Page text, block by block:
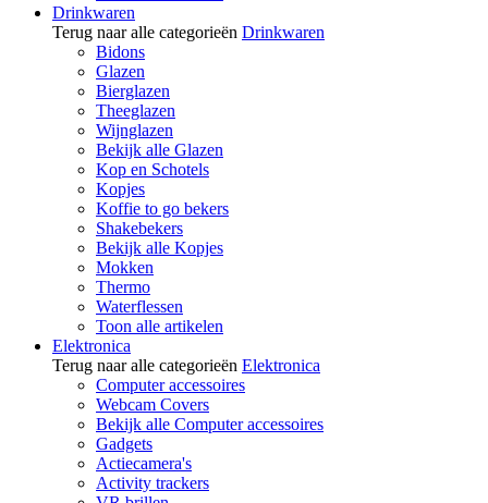
Drinkwaren
Terug naar alle categorieën Drinkwaren
Bidons
Glazen
Bierglazen
Theeglazen
Wijnglazen
Bekijk alle Glazen
Kop en Schotels
Kopjes
Koffie to go bekers
Shakebekers
Bekijk alle Kopjes
Mokken
Thermo
Waterflessen
Toon alle artikelen
Elektronica
Terug naar alle categorieën Elektronica
Computer accessoires
Webcam Covers
Bekijk alle Computer accessoires
Gadgets
Actiecamera's
Activity trackers